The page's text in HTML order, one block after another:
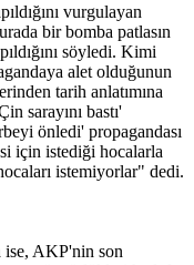
vurgulayan
bir bomba patlasın
söyledi. Kimi
alet olduğunun
tarih anlatımına
sarayını bastı'
önledi' propagandası
için istediği hocalarla
istemiyorlar" dedi.
ise, AKP'nin son